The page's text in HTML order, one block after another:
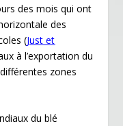
des mois qui ont
des
(Just et
à l’exportation du
zones
du blé